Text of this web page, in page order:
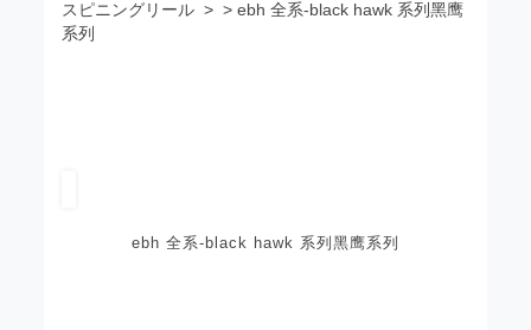
スピニングリール > > ebh 全系-black hawk 系列黑鹰
系列
ebh 全系-black hawk 系列黑鹰系列